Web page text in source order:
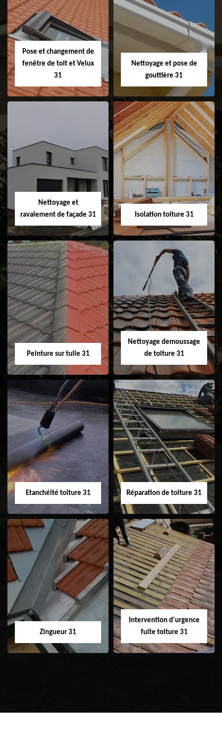
Couvreur 31
Etanchéité de
faitage et faitière
31
Pose et changement de
fenêtre de toit et Velux
31
Pose et
changement de
fenêtre de toit et
Velux 31
Nettoyage et pose de
gouttière 31
Nettoyage et pose
Nettoyage et
ravalement de façade 31
Nettoyage et
ravalement de
façade 31
Isolation toiture 31
Isolation toiture 31
Peinture sur tuile 31
Peinture sur tuile
31
Nettoyage demoussage
de toiture 31
Nettoyage
demoussage de
toiture 31
Etanchéité toiture 31
Etanchéité toiture
31
Réparation de toiture 31
Réparation de
toiture 31
Zingueur 31
Intervention d'urgence
fuite toiture 31